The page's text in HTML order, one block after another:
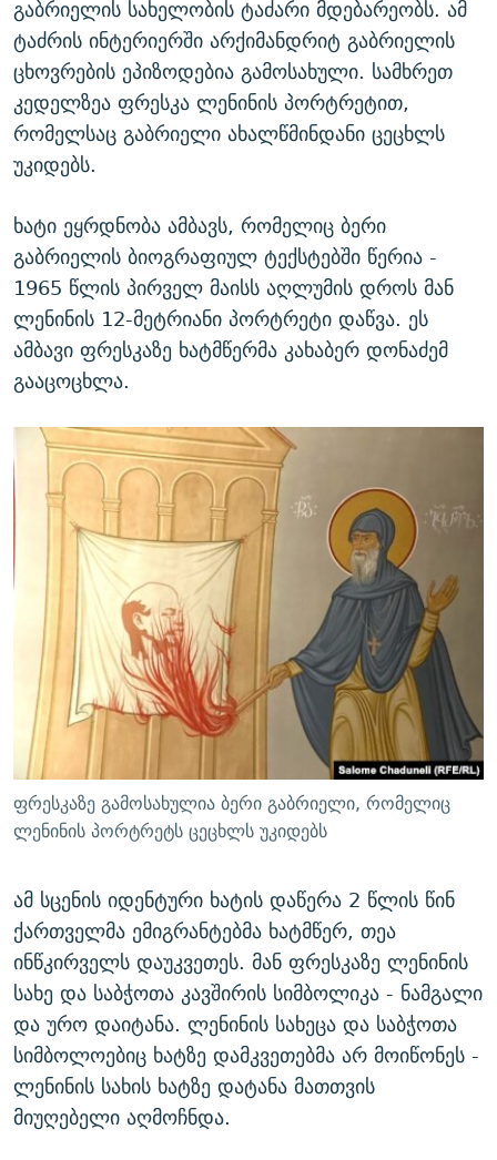
გაბრიელის სახელობის ტაძარი მდებარეობს. ამ
ტაძრის ინტერიერში არქიმანდრიტ გაბრიელის
ცხოვრების ეპიზოდებია გამოსახული. სამხრეთ
კედელზეა ფრესკა ლენინის პორტრეტით,
რომელსაც გაბრიელი ახალწმინდანი ცეცხლს
უკიდებს.
ხატი ეყრდნობა ამბავს, რომელიც ბერი
გაბრიელის ბიოგრაფიულ ტექსტებში წერია -
1965 წლის პირველ მაისს აღლუმის დროს მან
ლენინის 12-მეტრიანი პორტრეტი დაწვა. ეს
ამბავი ფრესკაზე ხატმწერმა კახაბერ დონაძემ
გააცოცხლა.
ფრესკაზე გამოსახულია ბერი გაბრიელი, რომელიც
ლენინის პორტრეტს ცეცხლს უკიდებს
ამ სცენის იდენტური ხატის დაწერა 2 წლის წინ
ქართველმა ემიგრანტებმა ხატმწერ, თეა
ინწკირველს დაუკვეთეს. მან ფრესკაზე ლენინის
სახე და საბჭოთა კავშირის სიმბოლიკა - ნამგალი
და ურო დაიტანა. ლენინის სახეცა და საბჭოთა
სიმბოლოებიც ხატზე დამკვეთებმა არ მოიწონეს -
ლენინის სახის ხატზე დატანა მათთვის
მიუღებელი აღმოჩნდა.